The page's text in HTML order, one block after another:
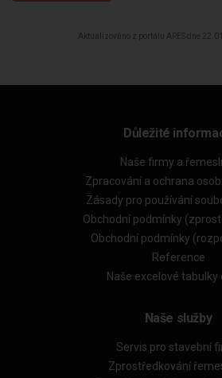
Aktualizováno z portálu ARES dne
Důležité
Naše firmy a
Zpracování a ochrana
Zásady pro používání
Obchodní podmínky
Obchodní podmínky
Reference
Naše excelové tabulky
Naše služby
Servis pro stavební
Zprostředkování